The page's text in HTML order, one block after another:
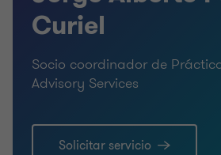
Curiel
Socio coordinador de
Advisory Services
Solicitar servicio